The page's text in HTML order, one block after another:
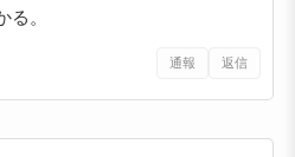
る。
通報 返信